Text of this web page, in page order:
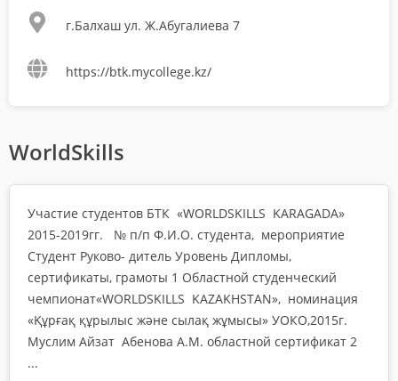
г.Балхаш ул. Ж.Абугалиева 7
https://btk.mycollege.kz/
WorldSkills
Участие студентов БТК «WORLDSKILLS KARAGADA»
2015-2019гг. № п/п Ф.И.О. студента, мероприятие
Студент Руково- дитель Уровень Дипломы,
сертификаты, грамоты 1 Областной студенческий
чемпионат«WORLDSKILLS KAZAKHSTAN», номинация
«Құрғақ құрылыс және сылақ жұмысы» УОКО,2015г.
Муслим Айзат Абенова А.М. областной сертификат 2
...